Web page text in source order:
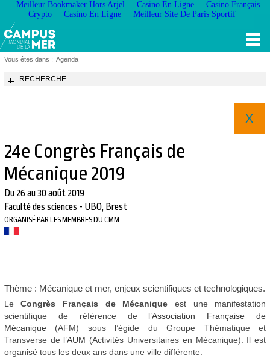
Meilleur Bookmaker Hors Arjel Casino En Ligne
Casino Français
Crypto
Casino En Ligne Meilleur Site De Paris Sportif
Vous êtes dans : Agenda
RECHERCHE...
X
24e Congrès Français de
Mécanique 2019
Du 26 au 30 août 2019
Faculté des sciences - UBO, Brest
ORGANISÉ PAR LES MEMBRES DU CMM
Thème : Mécanique et mer, enjeux scientifiques et technologiques.
LeCongrès Français de Mécanique est une manifestation
scientifique de référence de l’Association Française de
Mécanique(AFM) sous l’égide du Groupe Thématique et
Transverse de l’AUM (Activités Universitaires en Mécanique). Il est
organisé tous les deux ans dans une ville différente.